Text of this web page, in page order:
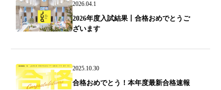
2026.04.1
2026年度入試結果丨合格おめでとうご
ざいます
2025.10.30
合格おめでとう！本年度最新合格速報